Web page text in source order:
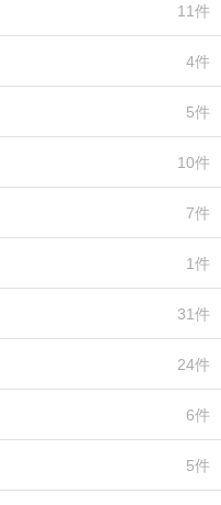
11件
4件
5件
10件
7件
1件
31件
24件
6件
5件